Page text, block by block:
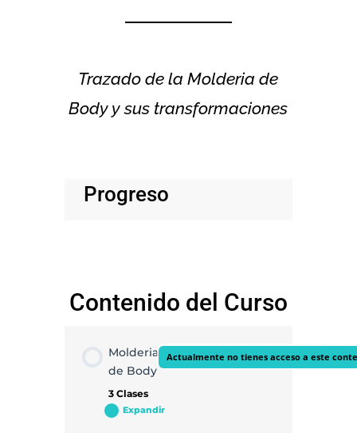
Trazado de la Molderia de
Body y sus transformaciones
Progreso
Contenido del Curso
Molderia
de Body
3 Clases
Actualmente no tienes acceso a este
Expandir
Molderia